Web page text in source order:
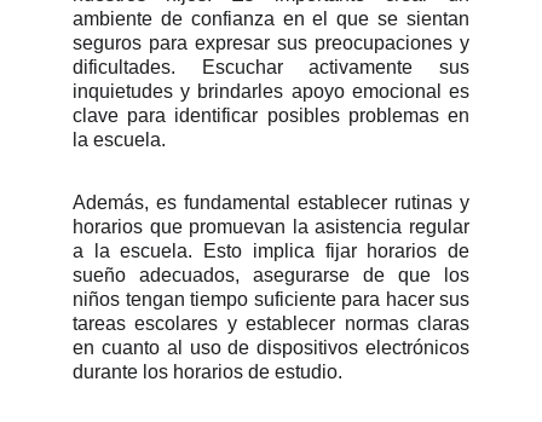
ambiente de confianza en el que se sientan
seguros para expresar sus preocupaciones y
dificultades. Escuchar activamente sus
inquietudes y brindarles apoyo emocional es
clave para identificar posibles problemas en
la escuela.
Además, es fundamental establecer rutinas y
horarios que promuevan la asistencia regular
a la escuela. Esto implica fijar horarios de
sueño adecuados, asegurarse de que los
niños tengan tiempo suficiente para hacer sus
tareas escolares y establecer normas claras
en cuanto al uso de dispositivos electrónicos
durante los horarios de estudio.